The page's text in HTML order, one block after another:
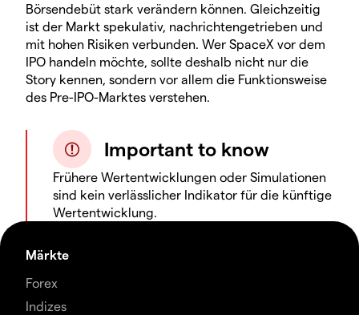
Börsendebüt stark verändern können. Gleichzeitig
ist der Markt spekulativ, nachrichtengetrieben und
mit hohen Risiken verbunden. Wer SpaceX vor dem
IPO handeln möchte, sollte deshalb nicht nur die
Story kennen, sondern vor allem die Funktionsweise
des Pre-IPO-Marktes verstehen.
Important to know
Frühere Wertentwicklungen oder Simulationen
sind kein verlässlicher Indikator für die künftige
Wertentwicklung.
Märkte
Forex
Indizes